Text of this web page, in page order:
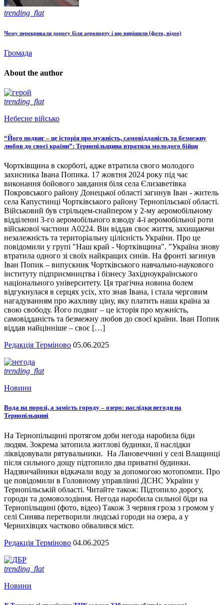
trending_flat
Чому перекривали дорогу біля аеропорту і що вирішили (фото, відео)
Громада
About the author
trending_flat
Небесне військо
“Його подвиг – це історія про мужність, самовідданість та безмежну
любов до своєї країни”: Тернопільщина втратила молодого бійця
Чортківщина в скорботі, адже втратила свого молодого
захисника Івана Попика. 17 жовтня 2024 року під час
виконання бойового завдання біля села Єлизаветівка
Покровського району Донецької області загинув Іван - житель
села Капустинці Чортківського району Тернопільської області.
Військовий був стрільцем-снайпером у 2-му аеромобільному
відділенні 3-го аеромобільного взводу 4-ї аеромобільної роти
військової частини А0224. Він віддав своє життя, захищаючи
незалежність та територіальну цілісність України. Про це
повідомили у групі "Наш край - Чортківщина". "Україна знову
втратила одного зі своїх найкращих синів. На фронті загинув
Іван Попик – випускник Чортківського навчально-наукового
інституту підприємництва і бізнесу Західноукраїнського
національного університету. Ця трагічна новина болем
відгукнулася в серцях усіх, хто знав Івана, і стала черговим
нагадуванням про жахливу ціну, яку платить наша країна за
свою свободу. Його подвиг – це історія про мужність,
самовідданість та безмежну любов до своєї країни. Іван Попик
віддав найцінніше – своє […]
Редакція Терміново 05.06.2025
trending_flat
Новини
Вода на порозі, а замість городу – озеро: наслідки негоди на
Тернопільщині
На Тернопільщині протягом доби негода наробила біди
людям. Зокрема затопила житлові будинки, її наслідки
ліквідовували рятувальники. На Лановеччині у селі Влащинці
після сильного дощу підтопило два приватні будинки.
Надзвичайники відкачали воду за допомогою мотопомпи. Про
це повідомили в Головному управлінні ДСНС України у
Тернопільській області. Читайте також: Підтопило дорогу,
городи та домоволодіння. Негода наробила сильної біди на
Тернопільщині (фото, відео) Також 3 червня гроза з громом у
селі Синява перетворили людські городи на озера, а у
Чернихівцях частково обвалився міст.
Редакція Терміново 04.06.2025
trending_flat
Новини